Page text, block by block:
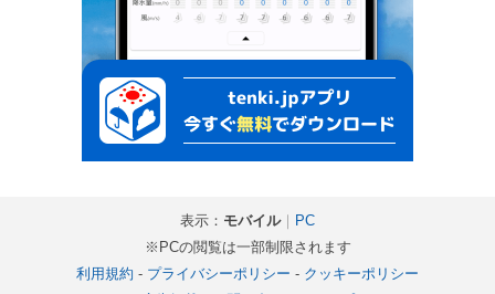
表示： モバイル｜
PC
※PCの閲覧は一部制限されます
利用規約 - プライバシーポリシー - クッキーポリシー